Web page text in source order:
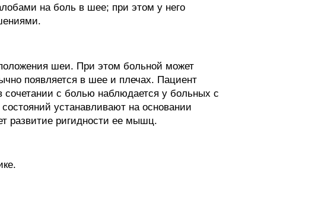
на боль в шее; при этом у него
шеи. При этом больной может
появляется в шее и плечах. Пациент
с болью наблюдается у больных с
устанавливают на основании
развитие ригидности ее мышц.